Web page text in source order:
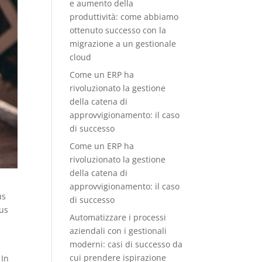
e aumento della
produttività: come abbiamo
ottenuto successo con la
migrazione a un gestionale
cloud
Come un ERP ha
rivoluzionato la gestione
della catena di
approvvigionamento: il caso
di successo
Come un ERP ha
rivoluzionato la gestione
della catena di
approvvigionamento: il caso
di successo
Automatizzare i processi
aziendali con i gestionali
moderni: casi di successo da
cui prendere ispirazione